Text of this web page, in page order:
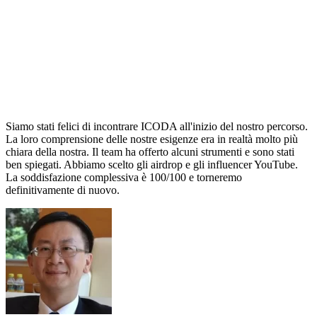
Siamo stati felici di incontrare ICODA all'inizio del nostro percorso.
La loro comprensione delle nostre esigenze era in realtà molto più
chiara della nostra. Il team ha offerto alcuni strumenti e sono stati
ben spiegati. Abbiamo scelto gli airdrop e gli influencer YouTube.
La soddisfazione complessiva è 100/100 e torneremo
definitivamente di nuovo.